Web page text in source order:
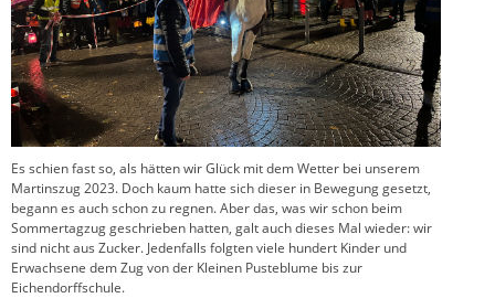
Es schien fast so, als hätten wir Glück mit dem Wetter bei unserem
Martinszug 2023. Doch kaum hatte sich dieser in Bewegung gesetzt,
begann es auch schon zu regnen. Aber das, was wir schon beim
Sommertagzug geschrieben hatten, galt auch dieses Mal wieder: wir
sind nicht aus Zucker. Jedenfalls folgten viele hundert Kinder und
Erwachsene dem Zug von der Kleinen Pusteblume bis zur
Eichendorffschule.